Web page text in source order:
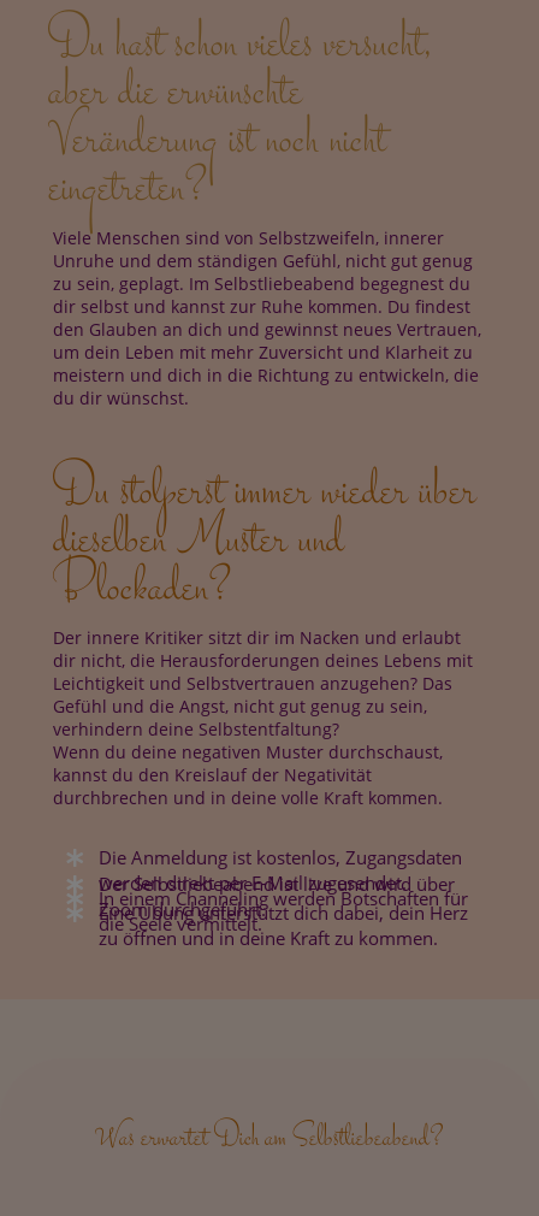
Du hast schon vieles versucht,
aber die erwünschte
Veränderung ist noch nicht
eingetreten?
Viele Menschen sind von Selbstzweifeln, innerer
Unruhe und dem ständigen Gefühl, nicht gut genug
zu sein, geplagt. Im Selbstliebeabend begegnest du
dir selbst und kannst zur Ruhe kommen. Du findest
den Glauben an dich und gewinnst neues Vertrauen,
um dein Leben mit mehr Zuversicht und Klarheit zu
meistern und dich in die Richtung zu entwickeln, die
du dir wünschst.
Du stolperst immer wieder über
dieselben Muster und
Blockaden?
Der innere Kritiker sitzt dir im Nacken und erlaubt
dir nicht, die Herausforderungen deines Lebens mit
Leichtigkeit und Selbstvertrauen anzugehen? Das
Gefühl und die Angst, nicht gut genug zu sein,
verhindern deine Selbstentfaltung?
Wenn du deine negativen Muster durchschaust,
kannst du den Kreislauf der Negativität
durchbrechen und in deine volle Kraft kommen.
Die Anmeldung ist kostenlos, Zugangsdaten
werden direkt per E-Mail zugesendet.
Der Selbstliebeabend ist live und wird über
Zoom durchgeführt.
In einem Channeling werden Botschaften für
die Seele vermittelt.
Eine Übung unterstützt dich dabei, dein Herz
zu öffnen und in deine Kraft zu kommen.
Was erwartet Dich am Selbstliebeabend?